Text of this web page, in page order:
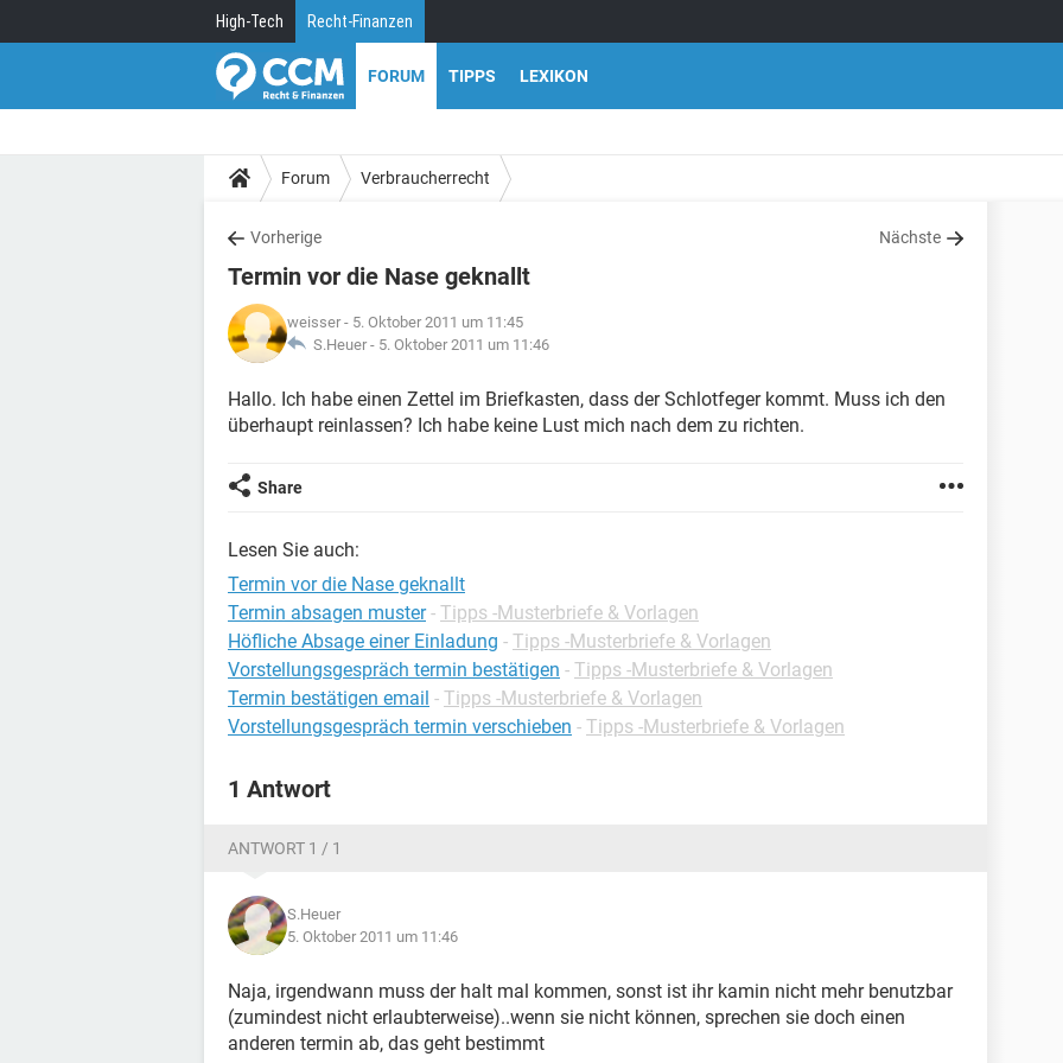
High-Tech Recht-Finanzen
FORUM TIPPS LEXIKON
Forum Verbraucherrecht
Vorherige Nächste
Termin vor die Nase geknallt
weisser - 5. Oktober 2011 um 11:45
S.Heuer - 5. Oktober 2011 um 11:46
Hallo. Ich habe einen Zettel im Briefkasten, dass der Schlotfeger kommt. Muss ich den
überhaupt reinlassen? Ich habe keine Lust mich nach dem zu richten.
Share
Lesen Sie auch:
Termin vor die Nase geknallt
Termin absagen muster - Tipps -Musterbriefe & Vorlagen
Höfliche Absage einer Einladung - Tipps -Musterbriefe & Vorlagen
Vorstellungsgespräch termin bestätigen - Tipps -Musterbriefe & Vorlagen
Termin bestätigen email - Tipps -Musterbriefe & Vorlagen
Vorstellungsgespräch termin verschieben - Tipps -Musterbriefe & Vorlagen
1 Antwort
ANTWORT 1 / 1
S.Heuer
5. Oktober 2011 um 11:46
Naja, irgendwann muss der halt mal kommen, sonst ist ihr kamin nicht mehr benutzbar
(zumindest nicht erlaubterweise)..wenn sie nicht können, sprechen sie doch einen
anderen termin ab, das geht bestimmt